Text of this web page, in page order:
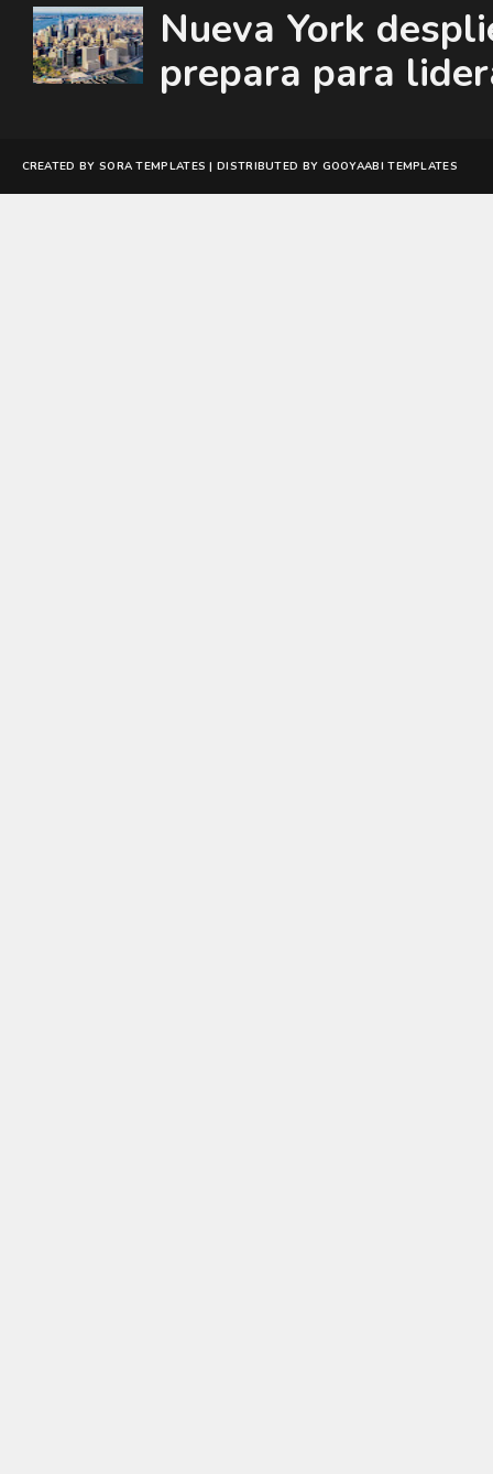
Nueva York
prepara para
CREATED BY SORA TEMPLATES | DISTRIBUTED BY GOOYAABI TEMPLATES